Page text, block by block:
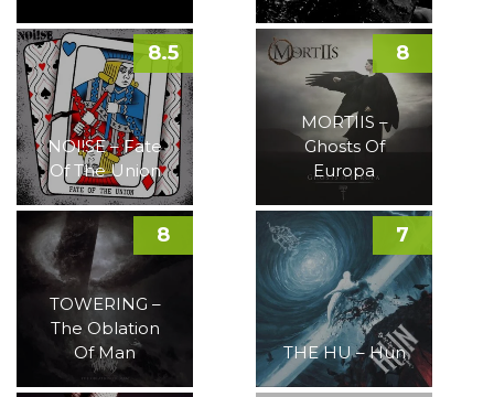
NOI!SE – Fate
Of The Union
8.5
MORTIIS –
Ghosts Of
Europa
8
TOWERING –
The Oblation
Of Man
8
THE HU – Hun
7